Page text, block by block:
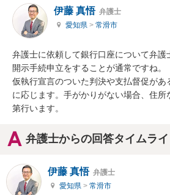
伊藤 真悟 弁護士
愛知県 > 常滑市
弁護士に依頼して銀行口座について弁
開示手続申立をすることが通常ですね。
仮執行宣言のついた判決や支払督促が
に応じます。手がかりがない場合、住所
第行います。
弁護士からの回答タイムラ
伊藤 真悟 弁護士
愛知県 > 常滑市